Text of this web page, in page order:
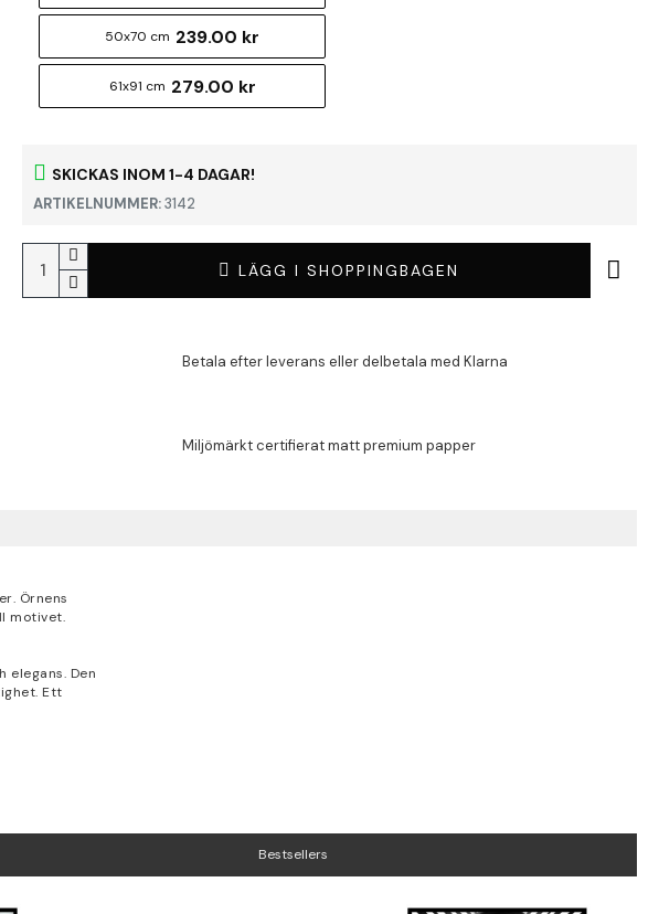
SKICKAS INOM 1-4 DAGAR!
ARTIKELNUMMER:3142
50x70 cm 239.00 kr
61x91 cm 279.00 kr
LÄGG I SHOPPINGBAGEN
Örnens
motivet.
Den
Ett
Bestsellers